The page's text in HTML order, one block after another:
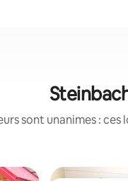
sont unanimes :